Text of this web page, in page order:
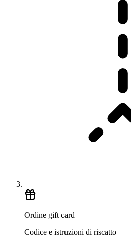
Ordine gift card
Codice e istruzioni di riscatto